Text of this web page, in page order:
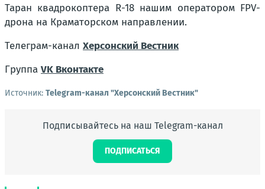
Таран квадрокоптера R-18 нашим оператором FPV-
дрона на Краматорском направлении.
Телеграм-канал Херсонский Вестник
Группа VK Вконтакте
Источник: Telegram-канал "Херсонский Вестник"
Подписывайтесь на наш Telegram-канал
ПОДПИСАТЬСЯ